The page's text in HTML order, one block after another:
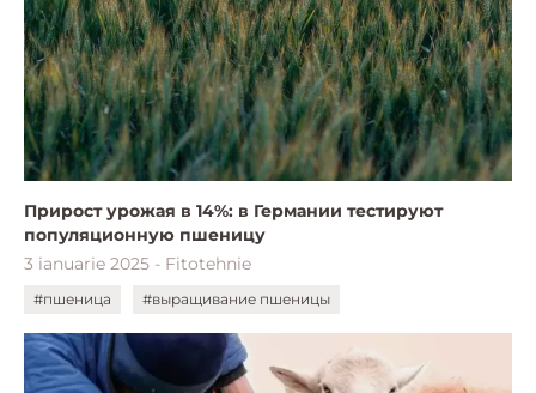
Прирост урожая в 14%: в Германии тестируют
популяционную пшеницу
3 ianuarie 2025 - Fitotehnie
#пшеница #выращивание пшеницы